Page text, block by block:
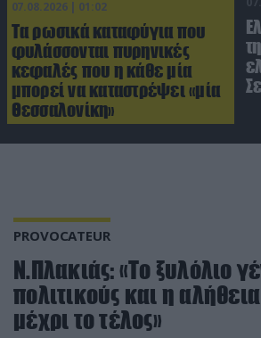
07.08.2026 | 01:02
Τα ρωσικά καταφύγια που
φυλάσσονται πυρηνικές
κεφαλές που η κάθε μία
μπορεί να καταστρέψει «μία
Θεσσαλονίκη»
PROVOCATEUR
Ν.Πλακιάς: «Το ξυλόλιο
πολιτικούς και η
μέχρι το τέλος»